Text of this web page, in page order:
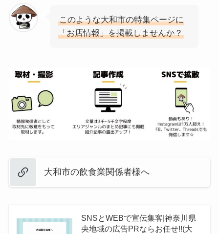
このような大和市の特集ページに
「お店情報」を掲載しませんか？
大和市の飲食業関係者様へ
SNSとWEBで宣伝集客|神奈川県
央地域の広告PRならお任せ!!(大